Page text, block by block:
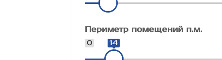
Периметр помещений п.м.
0 14